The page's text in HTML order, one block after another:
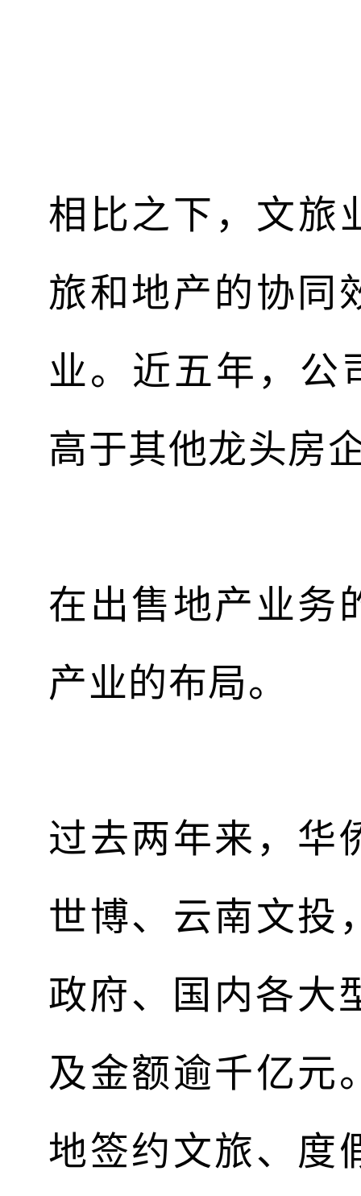
相比之下，文旅
旅和地产的协同
业。近五年，公
高于其他龙头房
在出售地产业务
产业的布局。
过去两年来，华
世博、云南文投
政府、国内各大
及金额逾千亿元
地签约文旅、度